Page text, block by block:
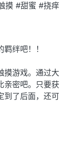
摸 #甜蜜 #挠痒
绊吧！！
摸游戏。通过大
亲密吧。只要获
到了后面，还可